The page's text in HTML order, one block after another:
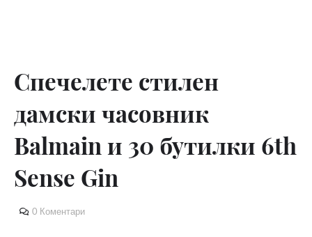
Спечелете стилен
дамски часовник
Balmain и 30 бутилки 6th
Sense Gin
0 Коментари